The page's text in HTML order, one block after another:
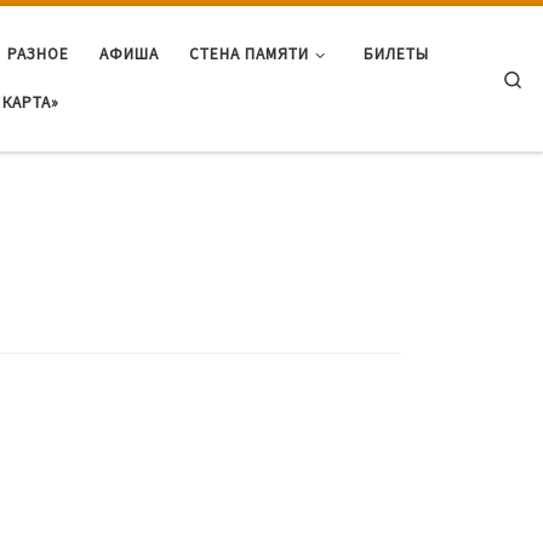
РАЗНОЕ АФИША СТЕНА ПАМЯТИ БИЛЕТЫ